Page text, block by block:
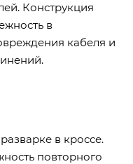
Конструкция
в
кабеля и
в кроссе.
повторного